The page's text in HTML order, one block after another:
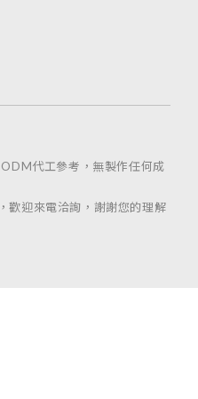
代工參考，無製作任何成
歡迎來電洽詢，謝謝您的理解